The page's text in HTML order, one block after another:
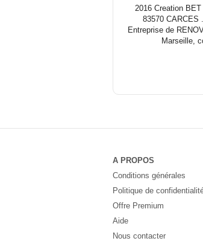
2016 Creation
83570 CARCES
Entreprise de
Marseille,
A PROPOS
Conditions générales
Politique de
Offre Premium
Aide
Nous contacter